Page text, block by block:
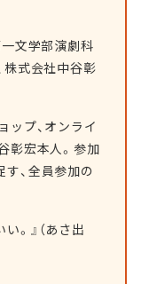
文学部演劇科
株式会社中谷彰
ップ、オンライ
彰宏本人。参加
す、全員参加の
。』（あさ出